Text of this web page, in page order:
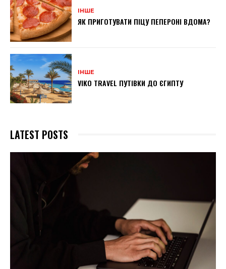
ІНШЕ
ЯК ПРИГОТУВАТИ ПІЦУ ПЕПЕРОНІ ВДОМА?
ІНШЕ
VIKO TRAVEL ПУТІВКИ ДО ЄГИПТУ
LATEST POSTS